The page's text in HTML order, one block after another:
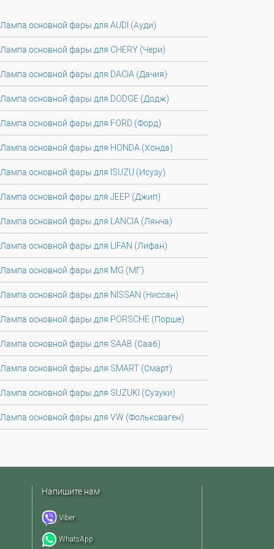
Лампа основной фары для AUDI (Ауди)
Лампа основной фары для CHERY (Чери)
Лампа основной фары для DACIA (Дачия)
Лампа основной фары для DODGE (Додж)
Лампа основной фары для FORD (Форд)
Лампа основной фары для HONDA (Хонда)
Лампа основной фары для ISUZU (Исузу)
Лампа основной фары для JEEP (Джип)
Лампа основной фары для LANCIA (Лянча)
Лампа основной фары для LIFAN (Лифан)
Лампа основной фары для MG (МГ)
Лампа основной фары для NISSAN (Ниссан)
Лампа основной фары для PORSCHE (Порше)
Лампа основной фары для SAAB (Сааб)
Лампа основной фары для SMART (Смарт)
Лампа основной фары для SUZUKI (Сузуки)
Лампа основной фары для VW (Фольксваген)
Напишите нам
Viber
WhatsApp